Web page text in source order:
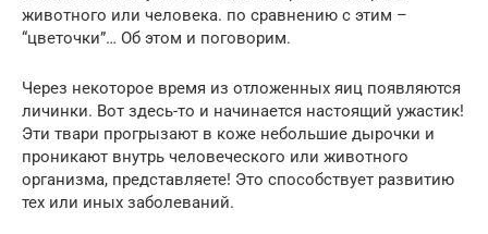
животного или человека. по сравнению с этим –
“цветочки”… Об этом и поговорим.
Через некоторое время из отложенных яиц появляются
личинки. Вот здесь-то и начинается настоящий ужастик!
Эти твари прогрызают в коже небольшие дырочки и
проникают внутрь человеческого или животного
организма, представляете! Это способствует развитию
тех или иных заболеваний.